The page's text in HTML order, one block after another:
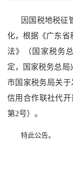
因国税地税征
化，根据《广东省
法》（国家税务
定，国家税务总局
市国家税务局关
信用合作联社代
第2号）。
特此公告。